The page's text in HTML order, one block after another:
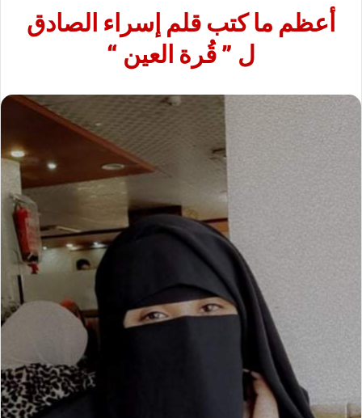
أعظم ما كتب قلم إسراء الصادق
ل ” قُرة العين “